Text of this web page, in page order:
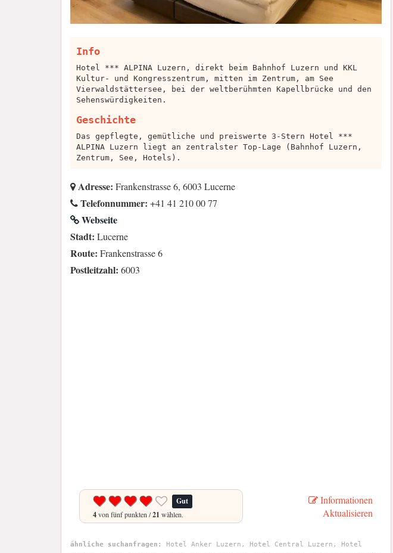
Info
Hotel *** ALPINA Luzern, direkt beim Bahnhof Luzern und KKL
Kultur- und Kongresszentrum, mitten im Zentrum, am See
Vierwaldstättersee, bei der weltberühmten Kapellbrücke und den
Sehenswürdigkeiten.
Geschichte
Das gepflegte, gemütliche und preiswerte 3-Stern Hotel ***
ALPINA Luzern liegt an zentralster Top-Lage (Bahnhof Luzern,
Zentrum, See, Hotels).
Adresse: Frankenstrasse 6, 6003 Lucerne
Telefonnummer: +41 41 210 00 77
Webseite
Stadt: Lucerne
Route: Frankenstrasse 6
Postleitzahl: 6003
Gut
4von fünf punkten /21 wählen.
Informationen
Aktualisieren
ähnliche suchanfragen:
Hotel Anker Luzern, Hotel Central Luzern, Hotel